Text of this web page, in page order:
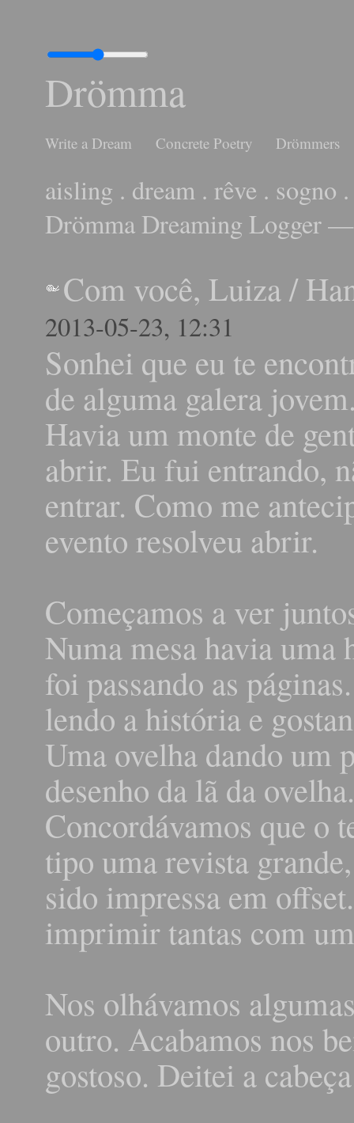
Drömma
Write a Dream Concrete Poetry Drömmers
aisling . dream . rêve . sogno
Drömma Dreaming Logger
Com você, Luiza/
2013-05-23, 12:31
Sonhei que eu te
de alguma galera
Havia um monte de
abrir. Eu fui entrando,
entrar. Como me
evento resolveu abrir.
Começamos a ver
Numa mesa havia
foi passando as
lendo a história e
Uma ovelha dando um
desenho da lã da
Concordávamos que o
tipo uma revista
sido impressa em
imprimir tantas com
Nos olhávamos
outro. Acabamos nos
gostoso. Deitei a